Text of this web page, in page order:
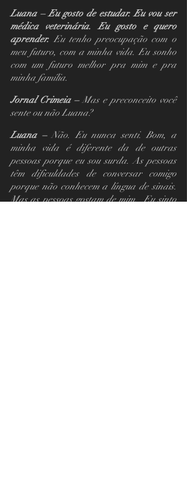
Luana – Eu gosto de estudar. Eu vou ser
médica veterinária. Eu gosto e quero
aprender. Eu tenho preocupação com o
meu futuro, com a minha vida. Eu sonho
com um futuro melhor pra mim e pra
minha família.
Jornal Crimeia – Mas e preconceito você
sente ou não Luana?
Luana – Não. Eu nunca senti. Bom, a
minha vida é diferente da de outras
pessoas porque eu sou surda. As pessoas
têm dificuldades de conversar comigo
porque não conhecem a língua de sinais.
Mas as pessoas gostam de mim.  Eu sinto